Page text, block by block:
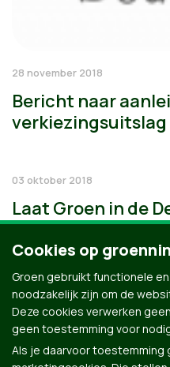
28 november 2018
Bericht naar
verkiezingsuitslag
03 oktober 2018
Laat Groen in de
Cookies op
Groen gebruikt functionele
noodzakelijk zijn om de
Deze cookies verwerken
geen toestemming voor
Als je daarvoor toestemming